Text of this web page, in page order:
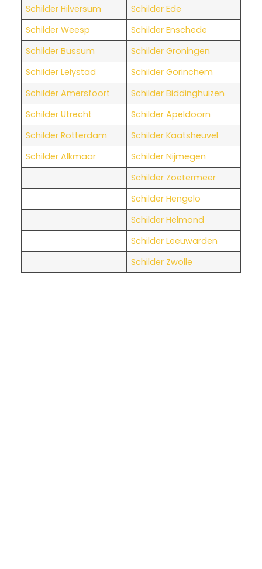
Schilder Hilversum
Schilder Ede
Schilder Weesp
Schilder Enschede
Schilder Bussum
Schilder Groningen
Schilder Lelystad
Schilder Gorinchem
Schilder Amersfoort
Schilder Biddinghuizen
Schilder Utrecht
Schilder Apeldoorn
Schilder Rotterdam
Schilder Kaatsheuvel
Schilder Alkmaar
Schilder Nijmegen
Schilder Zoetermeer
Schilder Hengelo
Schilder Helmond
Schilder Leeuwarden
Schilder Zwolle